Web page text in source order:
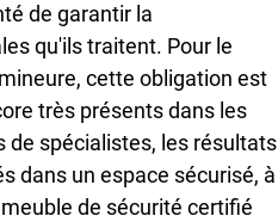
de garantir la
qu'ils traitent. Pour le
cette obligation est
très présents dans les
de spécialistes, les résultats
dans un espace sécurisé, à
de sécurité certifié